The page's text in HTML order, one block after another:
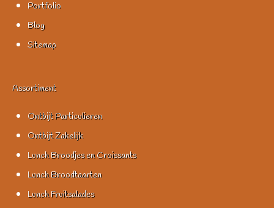
Portfolio
Blog
Sitemap
Assortiment
Ontbijt Particulieren
Ontbijt Zakelijk
Lunch Broodjes en Croissants
Lunch Broodtaarten
Lunch Fruitsalades